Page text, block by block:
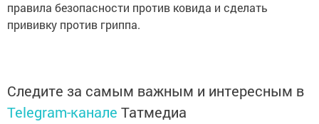
правила безопасности против ковида и сделать
прививку против гриппа.
Следите за самым важным и интересным в
Telegram-канале Татмедиа